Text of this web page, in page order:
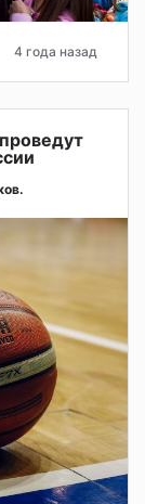
4 года назад